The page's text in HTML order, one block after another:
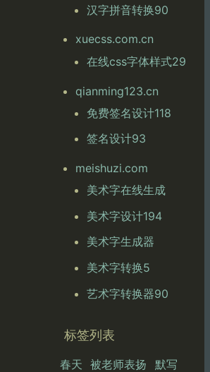
汉字拼音转换90
xuecss.com.cn
在线css字体样式29
qianming123.cn
免费签名设计118
签名设计93
meishuzi.com
美术字在线生成
美术字设计194
美术字生成器
美术字转换5
艺术字转换器90
标签列表
春天 被老师表扬 默写